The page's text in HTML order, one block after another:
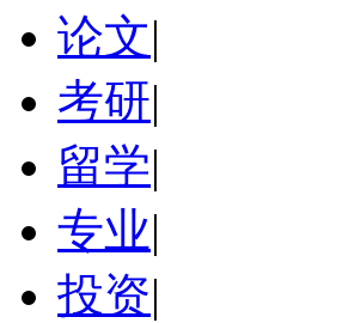
论文|
考研|
留学|
专业|
投资|